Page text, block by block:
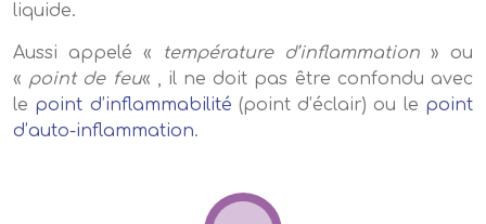
liquide.
Aussi appelé « température d’inflammation » ou
« point de feu« , il ne doit pas être confondu avec
le point d’inflammabilité (point d’éclair) ou le point
d’auto-inflammation.